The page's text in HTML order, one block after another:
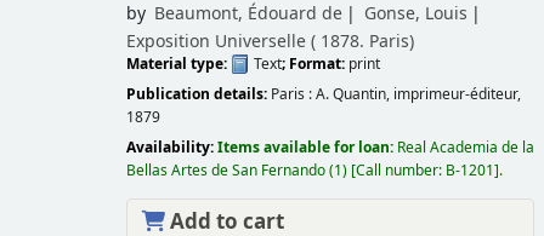
by Beaumont, Édouard de
Gonse, Louis
Exposition Universelle (1878. Paris)
Material type: Text; Format: print
Publication details: Paris :A. Quantin, imprimeur-éditeur,
1879
Availability:Items available for loan: Real Academia de la
Bellas Artes de San Fernando(1) Call number: B-1201 .
Add to cart